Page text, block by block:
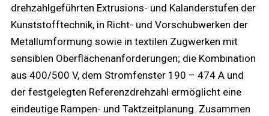
drehzahlgeführten Extrusions- und Kalanderstufen der
Kunststofftechnik, in Richt- und Vorschubwerken der
Metallumformung sowie in textilen Zugwerken mit
sensiblen Oberflächenanforderungen; die Kombination
aus 400/500 V, dem Stromfenster 190 – 474 A und
der festgelegten Referenzdrehzahl ermöglicht eine
eindeutige Rampen- und Taktzeitplanung. Zusammen